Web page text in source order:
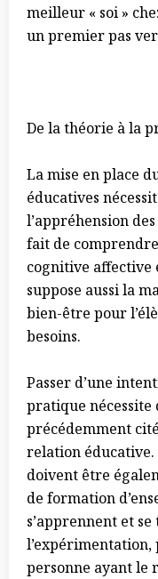
meilleur « soi »
un premier pas
De la théorie à la
La mise en place
éducatives
l’appréhension
fait de
cognitive affective
suppose aussi la
bien-être pour
besoins.
Passer d’une
pratique nécessite
précédemment
relation éducative.
doivent être
de formation
s’apprennent et
personne ayant le